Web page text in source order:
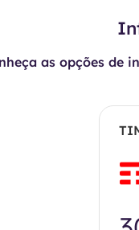
as opções de